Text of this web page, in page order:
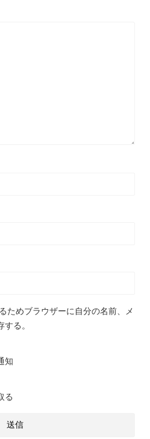
ためブラウザーに自分の名前、メ
る。
知
る